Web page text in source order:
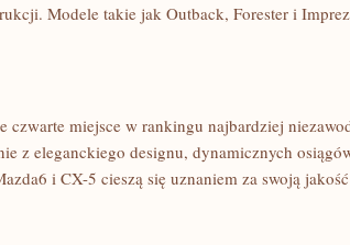
Modele takie jak Outback, Forester⁣ i​
czwarte miejsce w rankingu najbardziej
z eleganckiego designu, dynamicznych
i CX-5 cieszą się uznaniem za ⁢swoją